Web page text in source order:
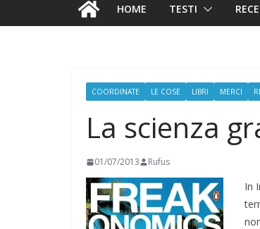
HOME TESTI
COORDINATE LE COSE LIBRI MERCI
La scienza
01/07/2013 Rufus
In